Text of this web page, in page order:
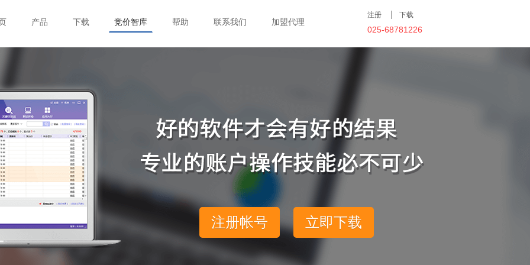
产品 下载 竞价智库 帮助 联系我们 加盟代理
注册 下载
025-68781226
注册帐号 立即下载